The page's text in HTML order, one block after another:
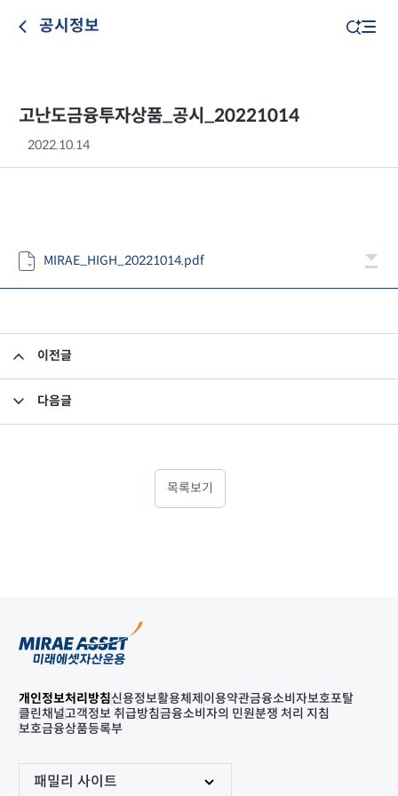
공시정보
고난도금융투자상품_공시_20221014
2022.10.14
MIRAE_HIGH_20221014.pdf
이전글
다음글
목록보기
개인정보처리방침신용정보활용체제 이용약관금융소비자보호포탈
클린채널고객정보 취급방침금융소비자의 민원분쟁 처리 지침
보호금융상품등록부
패밀리 사이트